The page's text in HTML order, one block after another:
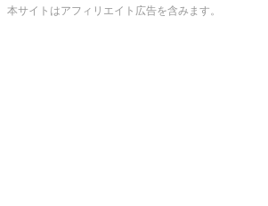
本サイトはアフィリエイト広告を含みます。